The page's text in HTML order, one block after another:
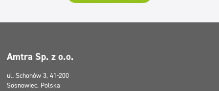
Amtra Sp. z o.o.
ul. Schonów 3, 41-200
Sosnowiec, Polska